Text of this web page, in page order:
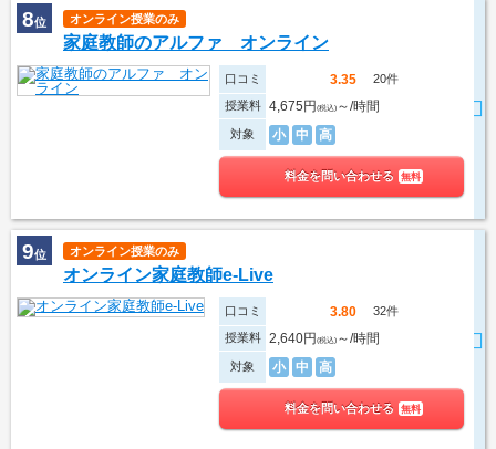
8位 オンライン授業のみ
家庭教師のアルファ オンライン
口コミ 3.35
20件
授業料
4,675円(税込) ～/時間
対象 小 中 高
料金を問い合わせる 無料
9位 オンライン授業のみ
オンライン家庭教師e-Live
口コミ 3.80
32件
授業料
2,640円(税込) ～/時間
対象 小 中 高
料金を問い合わせる 無料